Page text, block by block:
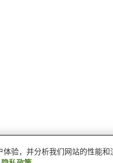
验，并分析我们网站的性能